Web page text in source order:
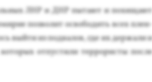
ЛНР и ДНР пы­та­ют и по­хища­ют
поз­во­лит ос­во­бодить всех плен­
вый­ти из под­ва­лов, где их дер­жа­ли и
от­пусти­ли тер­ро­рис­ты пос­ле